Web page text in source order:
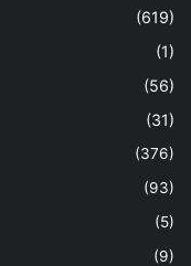
(619)
(1)
(56)
(31)
(376)
(93)
(5)
(9)